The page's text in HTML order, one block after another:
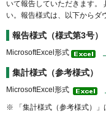
いて報告していただきます。
い。報告様式は、以下からダ
報告様式（様式第3号）
MicrosoftExcel形式
集計様式（参考様式）
MicrosoftExcel形式
※ 「集計様式（参考様式）」